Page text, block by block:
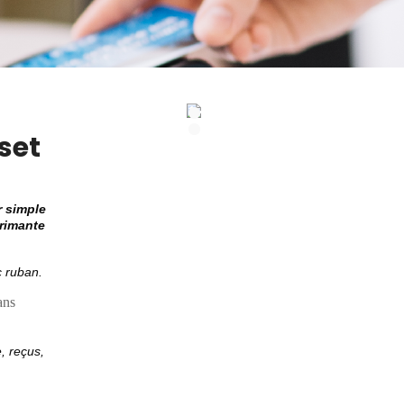
simple
ruban.
reçus,